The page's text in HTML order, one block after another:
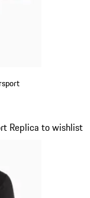
Replica to wishlist